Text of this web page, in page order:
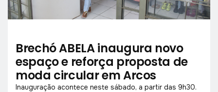
Brechó ABELA inaugura novo
espaço e reforça proposta de
moda circular em Arcos
Inauguração acontece neste sábado, a partir das 9h30.